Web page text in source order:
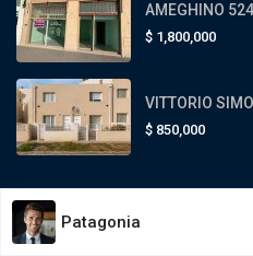
AMEGHINO 524
$ 1,800,000
VITTORIO
$ 850,000
Patagonia Propiedades -
Patagonia